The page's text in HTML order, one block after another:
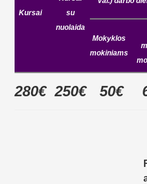
Kursai
su
nuolaida
Mokyklos
mokiniams
280€ 250€ 50€